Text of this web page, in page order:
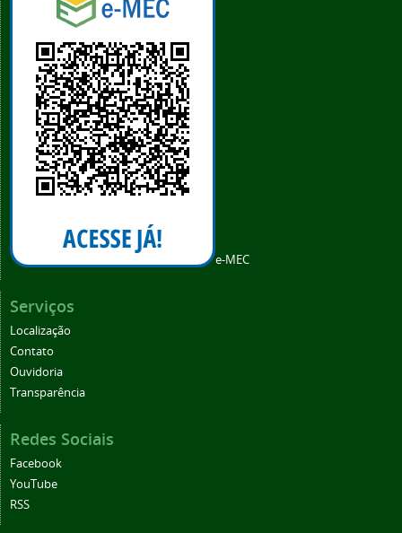
e-MEC
Serviços
Localização
Contato
Ouvidoria
Transparência
Redes Sociais
Facebook
YouTube
RSS